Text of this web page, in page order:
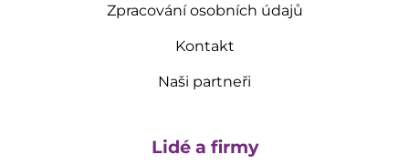
Zpracování osobních údajů
Kontakt
Naši partneři
Lidé a firmy